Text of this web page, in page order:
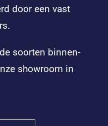
door een vast
soorten binnen-
showroom in